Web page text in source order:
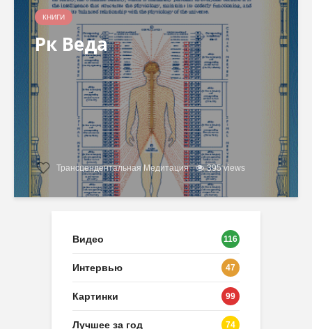
КНИГИ
Рк Веда
Трансцендентальная Медитация 395 views
Видео 116
Интервью 47
Картинки 99
Лучшее за год 74